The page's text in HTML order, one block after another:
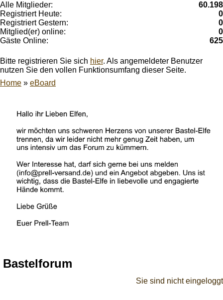
Alle Mitglieder:
60.198
Registriert Heute:
0
Registriert Gestern:
0
Mitglied(er) online:
0
Gäste Online:
625
Bitte registrieren Sie sich hier. Als angemeldeter Benutzer
nutzen Sie den vollen Funktionsumfang dieser Seite.
Home » eBoard
Bastelforum
Sie sind nicht eingeloggt